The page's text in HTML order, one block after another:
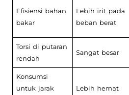
Efisiensi bahan
bakar
Lebih irit pada
beban berat
Torsi di putaran
rendah
Sangat besar
Konsumsi
untuk jarak
Lebih hemat